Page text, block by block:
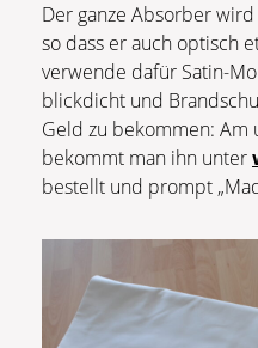
Der ganze Absorber
so dass er auch optisch
verwende dafür Satin-
blickdicht und
Geld zu bekommen:
bekommt man ihn unter
bestellt und prompt